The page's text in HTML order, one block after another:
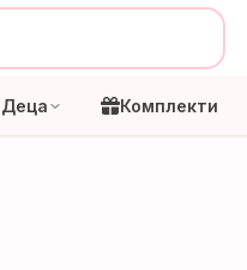
Деца Комплекти